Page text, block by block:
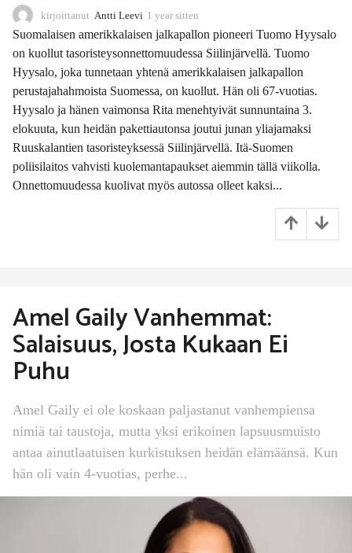
kirjoittanut Antti Leevi 1 year sitten
1
o
n
t
h
s
i
t
Suomalaisen amerikkalaisen jalkapallon pioneeri Tuomo Hyysalo
on kuollut tasoristeysonnettomuudessa Siilinjärvellä. Tuomo
Hyysalo, joka tunnetaan yhtenä amerikkalaisen jalkapallon
perustajahahmoista Suomessa, on kuollut. Hän oli 67-vuotias.
Hyysalo ja hänen vaimonsa Rita menehtyivät sunnuntaina 3.
elokuuta, kun heidän pakettiautonsa joutui junan yliajamaksi
Ruuskalantien tasoristeyksessä Siilinjärvellä. Itä-Suomen
poliisilaitos vahvisti kuolemantapaukset aiemmin tällä viikolla.
Onnettomuudessa kuolivat myös autossa olleet kaksi...
Amel Gaily Vanhemmat:
Salaisuus, Josta Kukaan Ei
Puhu
Amel Gaily ei ole koskaan paljastanut vanhempiensa
nimiä tai taustoja, mutta yksi erikoinen lapsuusmuisto
antaa ainutlaatuisen kurkistuksen heidän elämäänsä. Kun
hän oli vain 4-vuotias, perhe...